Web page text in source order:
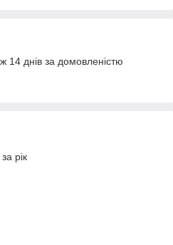
14 днів за домовленістю
рік